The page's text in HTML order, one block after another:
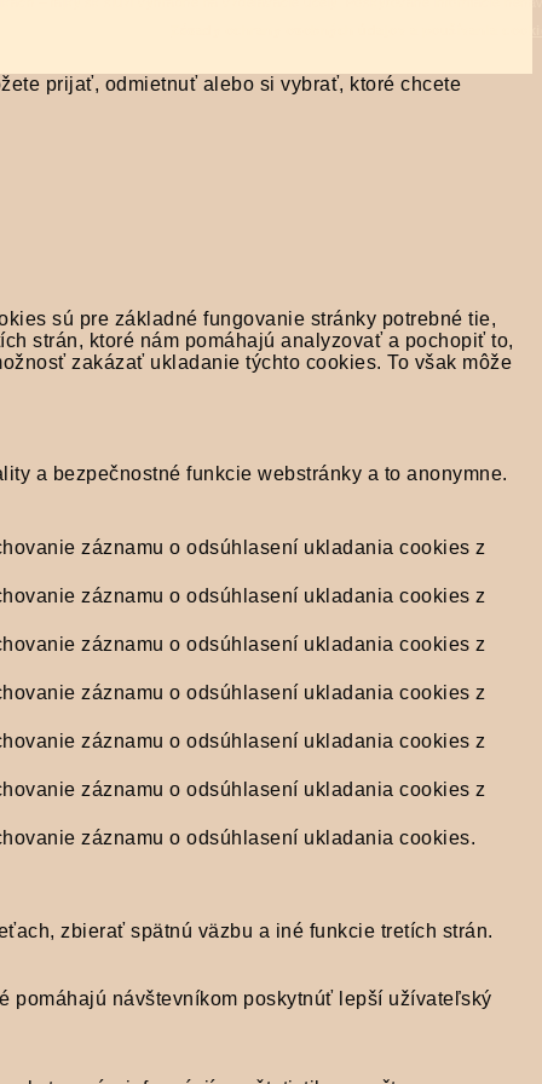
prijať, odmietnuť alebo si vybrať, ktoré chcete
sú pre základné fungovanie stránky potrebné tie,
strán, ktoré nám pomáhajú analyzovať a pochopiť to,
zakázať ukladanie týchto cookies. To však môže
a bezpečnostné funkcie webstránky a to anonymne.
záznamu o odsúhlasení ukladania cookies z
záznamu o odsúhlasení ukladania cookies z
záznamu o odsúhlasení ukladania cookies z
záznamu o odsúhlasení ukladania cookies z
záznamu o odsúhlasení ukladania cookies z
záznamu o odsúhlasení ukladania cookies z
záznamu o odsúhlasení ukladania cookies.
zbierať spätnú väzbu a iné funkcie tretích strán.
pomáhajú návštevníkom poskytnúť lepší užívateľský